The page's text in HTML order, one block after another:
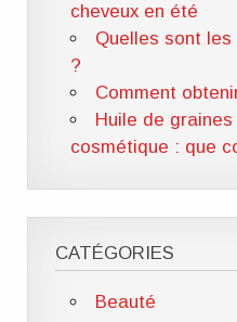
cheveux en été
Quelles sont
?
Comment
Huile de
cosmétique : que
CATÉGORIES
Beauté